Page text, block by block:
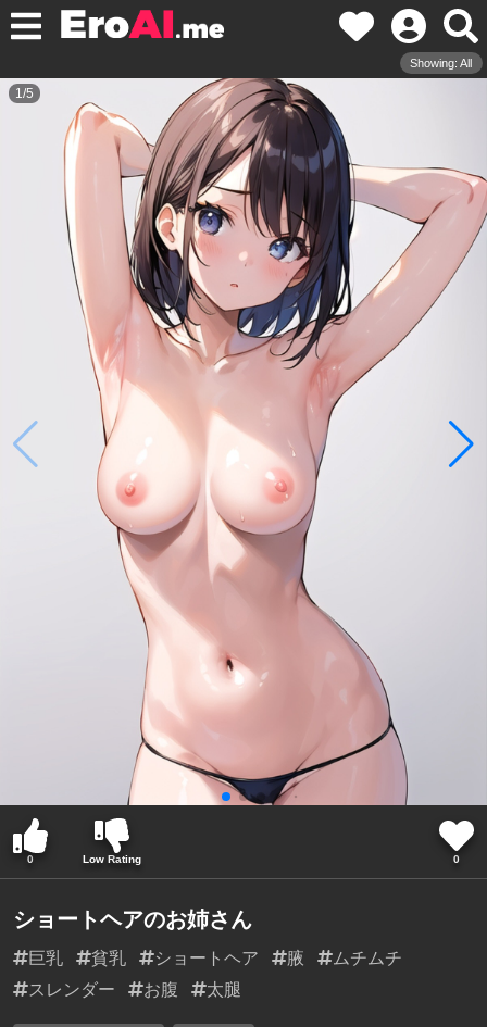
Showing: All
1/5
0 Low Rating 0
ショートヘアのお姉さん
巨乳 貧乳 ショートヘア 腋
ムチムチ
スレンダー
お腹 太腿